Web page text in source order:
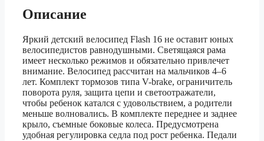
Описание
Яркий детский велосипед Flash 16 не оставит юных
велосипедистов равнодушными. Светящаяся рама
имеет несколько режимов и обязательно привлечет
внимание. Велосипед рассчитан на мальчиков 4–6
лет. Комплект тормозов типа V-brake, ограничитель
поворота руля, защита цепи и светоотражатели,
чтобы ребенок катался с удовольствием, а родители
меньше волновались. В комплекте переднее и заднее
крыло, съемные боковые колеса. Предусмотрена
удобная регулировка седла под рост ребенка. Педали